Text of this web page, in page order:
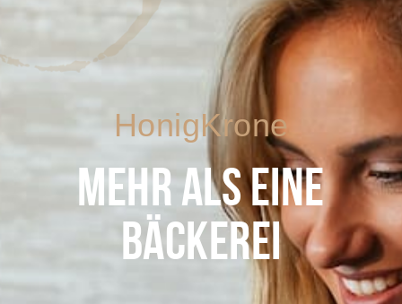
HonigKrone
MEHR ALS EINE
BÄCKEREI